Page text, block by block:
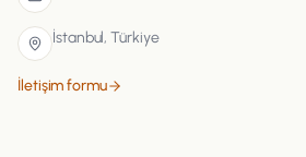
İstanbul, Türkiye
İletişim formu